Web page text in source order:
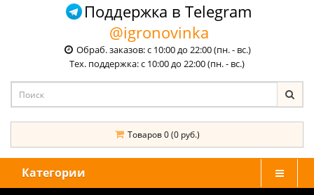
Поддержка в Telegram
@igronovinka
Обраб. заказов: с 10:00 до 22:00 (пн. - вс.)
Тех. поддержка: с 10:00 до 22:00 (пн. - вс.)
Товаров 0 (0 руб.)
Категории